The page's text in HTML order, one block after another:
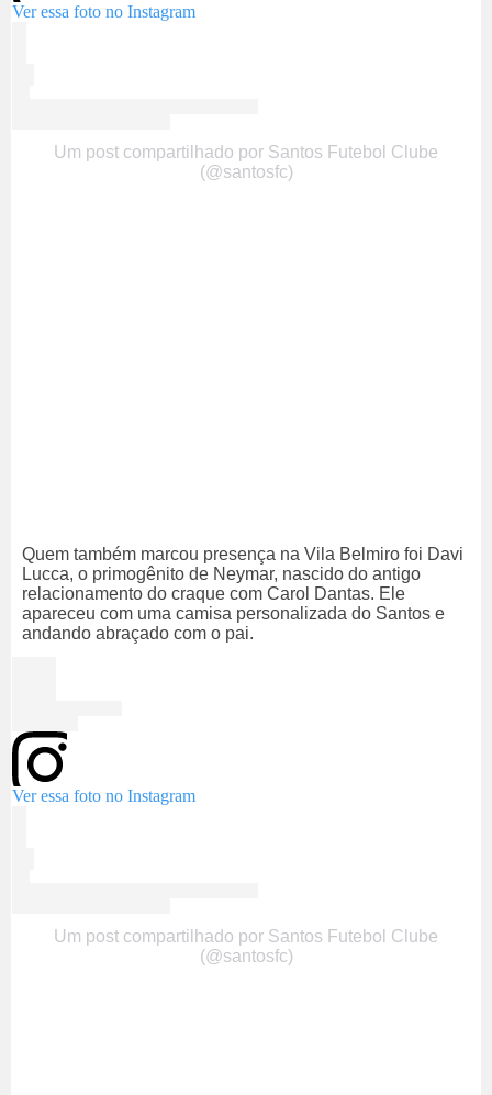
Ver essa foto no Instagram
Um post compartilhado por Santos Futebol Clube
(@santosfc)
Quem também marcou presença na Vila Belmiro foi Davi
Lucca, o primogênito de Neymar, nascido do antigo
relacionamento do craque com Carol Dantas. Ele
apareceu com uma camisa personalizada do Santos e
andando abraçado com o pai.
Ver essa foto no Instagram
Um post compartilhado por Santos Futebol Clube
(@santosfc)